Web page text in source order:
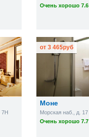
Очень хорошо 7.6
7Н
Моне
Морская наб., д. 17
Очень хорошо 7.7
от 3 465руб